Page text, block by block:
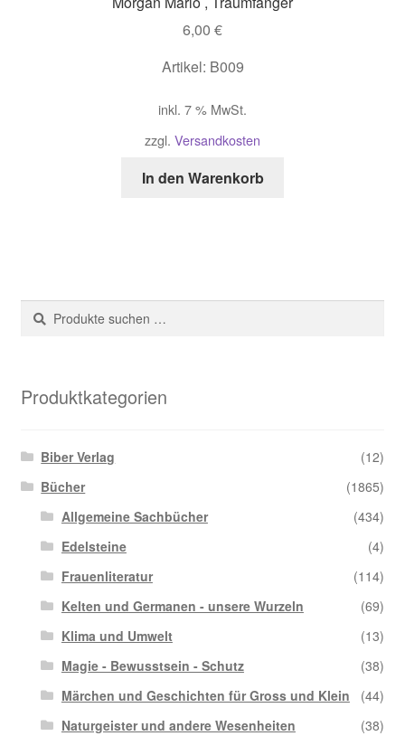
6,00 €
Artikel: B009
inkl. 7 % MwSt.
zzgl. Versandkosten
In den Warenkorb
Suche
nach:
Suchen
Produktkategorien
Biber Verlag
(12)
Bücher
(1865)
Allgemeine Sachbücher
(434)
Edelsteine
(4)
Frauenliteratur
(114)
Kelten und Germanen - unsere Wurzeln
(69)
Klima und Umwelt
(13)
Magie - Bewusstsein - Schutz
(38)
Märchen und Geschichten für Gross und Klein
(44)
Naturgeister und andere Wesenheiten
(38)